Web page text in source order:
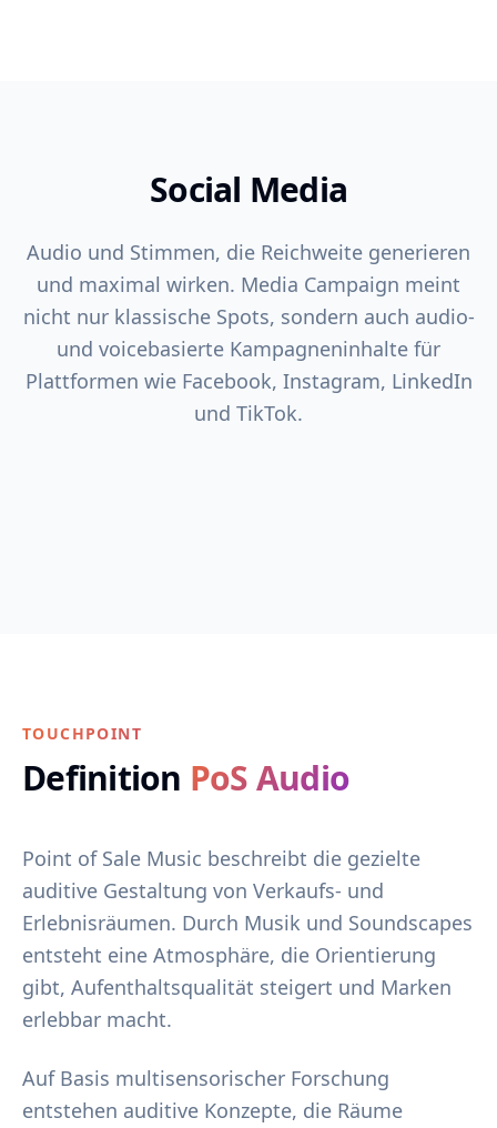
Social Media
Audio und Stimmen, die Reichweite generieren
und maximal wirken. Media Campaign meint
nicht nur klassische Spots, sondern auch audio-
und voicebasierte Kampagneninhalte für
Plattformen wie Facebook, Instagram, LinkedIn
und TikTok.
TOUCHPOINT
Definition PoS Audio
Point of Sale Music beschreibt die gezielte
auditive Gestaltung von Verkaufs- und
Erlebnisräumen. Durch Musik und Soundscapes
entsteht eine Atmosphäre, die Orientierung
gibt, Aufenthaltsqualität steigert und Marken
erlebbar macht.
Auf Basis multisensorischer Forschung
entstehen auditive Konzepte, die Räume